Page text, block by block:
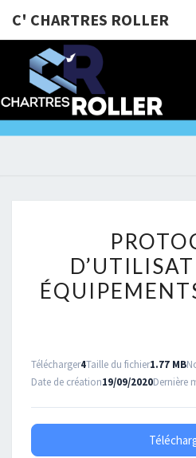
C' CHARTRES ROLLER
Télécharger4Taille du fichier1.77 MB
Date de création19/09/2020Dernière